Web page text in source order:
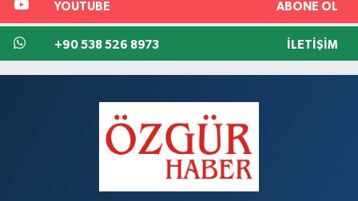
YOUTUBE ABONE OL
+90 538 526 8973 İLETIŞIM